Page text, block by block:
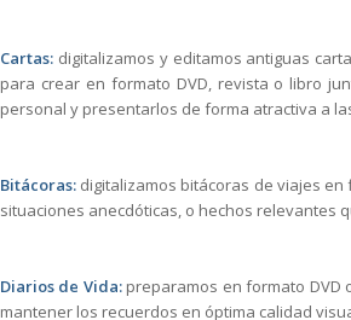
Cartas: digitalizamos y editamos antiguas
para crear en formato DVD, revista o libro
personal y presentarlos de forma atractiva a
Bitácoras: digitalizamos bitácoras de viajes
situaciones anecdóticas, o hechos relevantes
Diarios de Vida: preparamos en formato DVD
mantener los recuerdos en óptima calidad